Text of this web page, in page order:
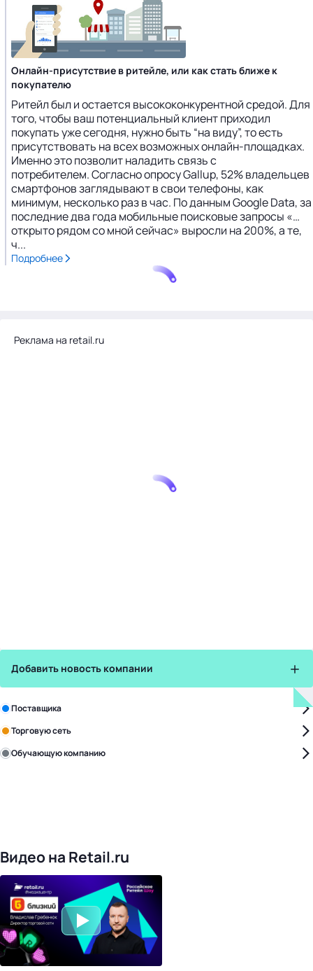
Онлайн-присутствие в ритейле, или как стать ближе к
покупателю
Ритейл был и остается высококонкурентной средой. Для
того, чтобы ваш потенциальный клиент приходил
покупать уже сегодня, нужно быть “на виду”, то есть
присутствовать на всех возможных онлайн-площадках.
Именно это позволит наладить связь с
потребителем. Согласно опросу Gallup, 52% владельцев
смартфонов заглядывают в свои телефоны, как
минимум, несколько раз в час. По данным Google Data, за
последние два года мобильные поисковые запросы «…
открыто рядом со мной сейчас» выросли на 200%, а те,
ч...
Подробнее
Реклама на retail.ru
Добавить новость компании
Поставщика
Торговую сеть
Обучающую компанию
Видео на Retail.ru